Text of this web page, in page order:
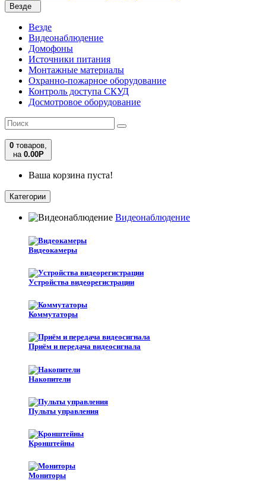
Везде
Везде
Видеонаблюдение
Домофоны
Источники питания
Монтажные материалы
Охранно-пожарное оборудование
Контроль доступа СКУД
Досмотровое оборудование
0 товаров,
на 0.00Р
Ваша корзина пуста!
Категории
Видеонаблюдение
Видеокамеры
Устройства видеорегистрации
Коммутаторы
Приём и передача видеосигнала
Накопители
Пульты управления
Кронштейны
Мониторы